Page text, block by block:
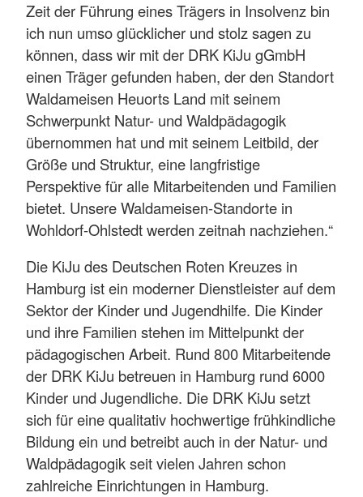
Zeit der Führung eines Trägers in Insolvenz bin
ich nun umso glücklicher und stolz sagen zu
können, dass wir mit der DRK KiJu gGmbH
einen Träger gefunden haben, der den Standort
Waldameisen Heuorts Land mit seinem
Schwerpunkt Natur- und Waldpädagogik
übernommen hat und mit seinem Leitbild, der
Größe und Struktur, eine langfristige
Perspektive für alle Mitarbeitenden und Familien
bietet. Unsere Waldameisen-Standorte in
Wohldorf-Ohlstedt werden zeitnah nachziehen.“
Die KiJu des Deutschen Roten Kreuzes in
Hamburg ist ein moderner Dienstleister auf dem
Sektor der Kinder und Jugendhilfe. Die Kinder
und ihre Familien stehen im Mittelpunkt der
pädagogischen Arbeit. Rund 800 Mitarbeitende
der DRK KiJu betreuen in Hamburg rund 6000
Kinder und Jugendliche. Die DRK KiJu setzt
sich für eine qualitativ hochwertige frühkindliche
Bildung ein und betreibt auch in der Natur- und
Waldpädagogik seit vielen Jahren schon
zahlreiche Einrichtungen in Hamburg.